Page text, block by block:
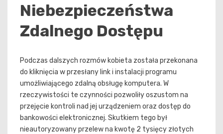
Niebezpieczeństwa
Zdalnego Dostępu
Podczas dalszych rozmów kobieta została przekonana
do kliknięcia w przesłany link i instalacji programu
umożliwiającego zdalną obsługę komputera. W
rzeczywistości te czynności pozwoliły oszustom na
przejęcie kontroli nad jej urządzeniem oraz dostęp do
bankowości elektronicznej. Skutkiem tego był
nieautoryzowany przelew na kwotę 2 tysięcy złotych